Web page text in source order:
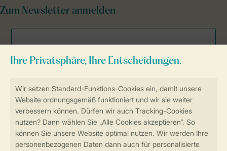
Sicher und schnell zur Online-Buchung
Sichere Datenübertragung
Sicheres Bezahlen
Zum Newsletter anmelden